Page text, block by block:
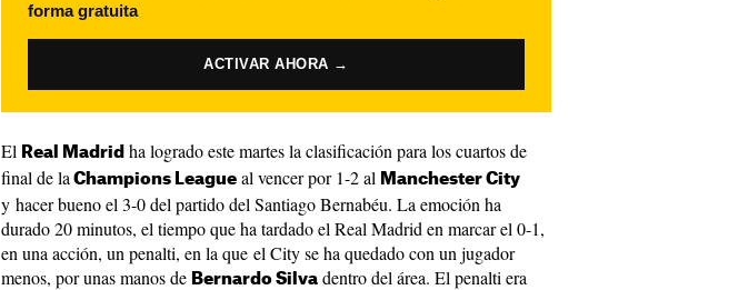
forma gratuita
ACTIVAR AHORA →
El Real Madrid ha logrado este martes la clasificación para los cuartos de
final de la Champions League al vencer por 1-2 al Manchester City
y hacer bueno el 3-0 del partido del Santiago Bernabéu. La emoción ha
durado 20 minutos, el tiempo que ha tardado el Real Madrid en marcar el 0-1,
en una acción, un penalti, en la que el City se ha quedado con un jugador
menos, por unas manos de Bernardo Silva dentro del área. El penalti era